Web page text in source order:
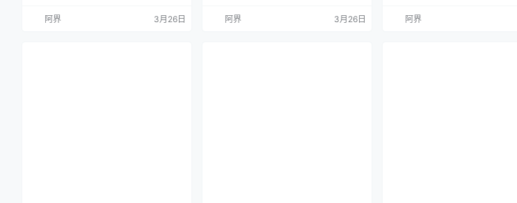
阿界 3月26日 阿界 3月26日 阿界